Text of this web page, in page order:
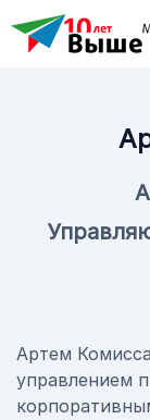
Артем
управлением